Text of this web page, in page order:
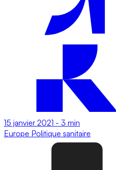
15 janvier 2021 - 3 min
Europe Politique sanitaire